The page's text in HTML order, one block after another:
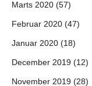
Marts 2020 (57)
Februar 2020 (47)
Januar 2020 (18)
December 2019 (12)
November 2019 (28)